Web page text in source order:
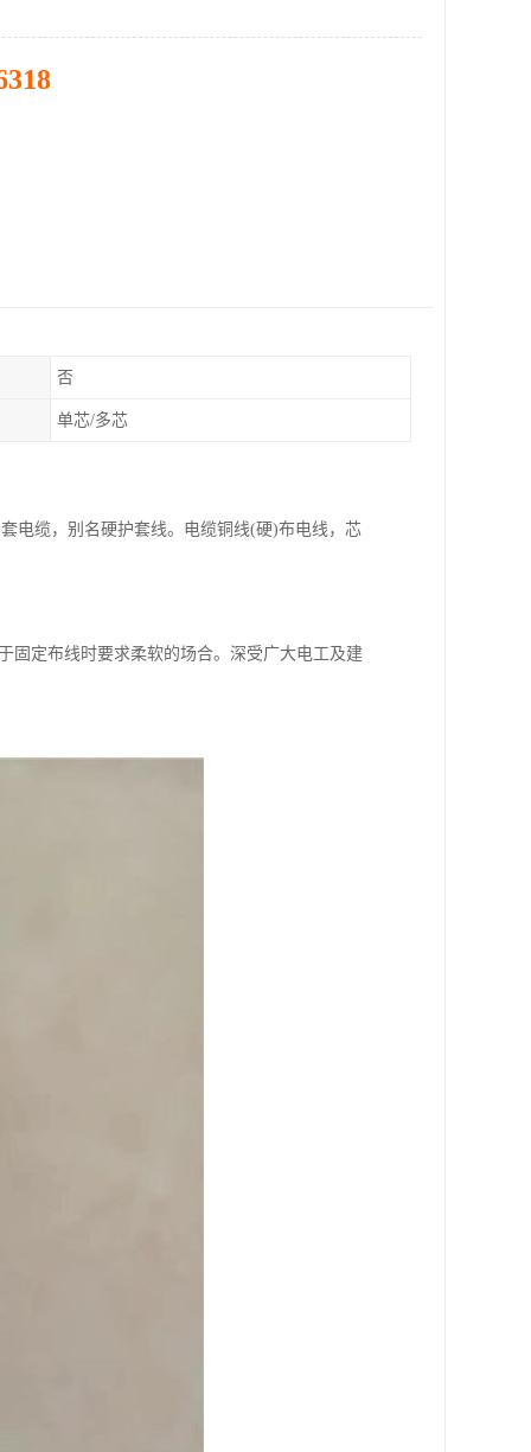
否
单芯/多芯
电缆，别名硬护套线。电缆铜线(硬)布电线，芯
固定布线时要求柔软的场合。深受广大电工及建